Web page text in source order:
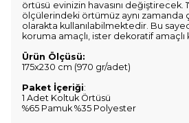
örtüsü evinizin havasını değiştirecek.
ölçülerindeki örtümüz aynı zamanda
olarakta kullanılabilmektedir. Bu
koruma amaçlı, ister dekoratif amaçlı
Ürün Ölçüsü:
175x230 cm (970 gr/adet)
Paket İçeriği:
1 Adet Koltuk Örtüsü
%65 Pamuk %35 Polyester